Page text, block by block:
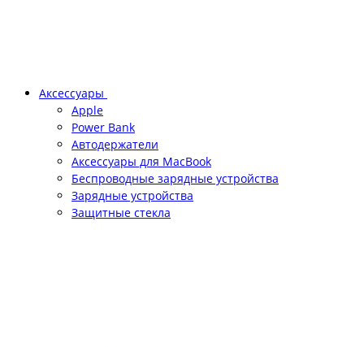
Аксессуары
Apple
Power Bank
Автодержатели
Аксессуары для MacBook
Беспроводные зарядные устройства
Зарядные устройства
Защитные стекла